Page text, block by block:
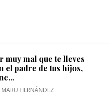
muy mal que te lleves
el padre de tus hijos,
MARU HERNÁNDEZ